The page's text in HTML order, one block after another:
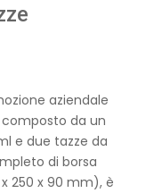
aziendale
da un
e due tazze da
di borsa
250 x 90 mm), è